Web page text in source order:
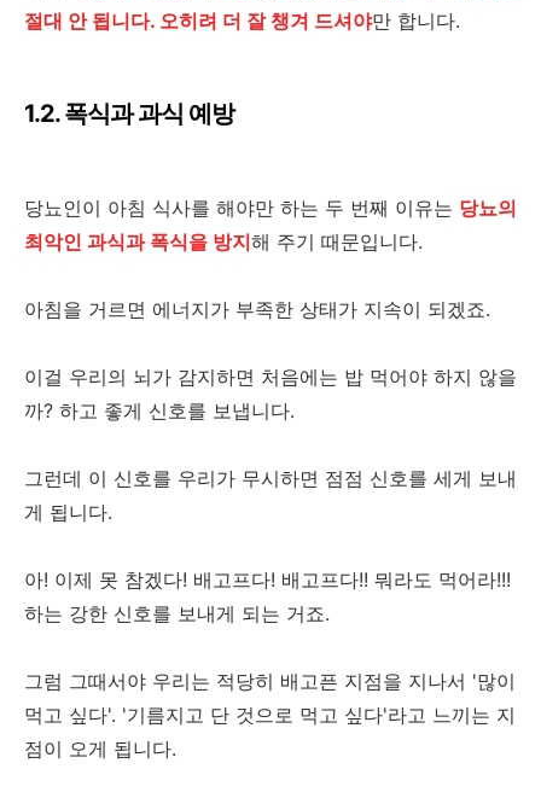
절대 안 됩니다. 오히려 더 잘 챙겨 드셔야만 합니다.
1.2. 폭식과 과식 예방
당뇨인이 아침 식사를 해야만 하는 두 번째 이유는 당뇨의
최악인 과식과 폭식을 방지해 주기 때문입니다.
아침을 거르면 에너지가 부족한 상태가 지속이 되겠죠.
이걸 우리의 뇌가 감지하면 처음에는 밥 먹어야 하지 않을
까? 하고 좋게 신호를 보냅니다.
그런데 이 신호를 우리가 무시하면 점점 신호를 세게 보내
게 됩니다.
아! 이제 못 참겠다! 배고프다! 배고프다!! 뭐라도 먹어라!!!
하는 강한 신호를 보내게 되는 거죠.
그럼 그때서야 우리는 적당히 배고픈 지점을 지나서 '많이
먹고 싶다'. '기름지고 단 것으로 먹고 싶다'라고 느끼는 지
점이 오게 됩니다.